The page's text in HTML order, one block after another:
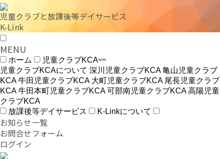
児童クラブと放課後等デイサービス
K-Link
MENU
ホーム
児童クラブKCA
児童クラブKCAについて 深川児童クラブKCA 亀山児童クラブ
KCA 牛田児童クラブKCA 大町児童クラブKCA 尾長児童クラブ
KCA 牛田本町児童クラブKCA 可部南児童クラブKCA 高陽児童
クラブKCA
放課後等デイサービス
K-Linkについて
お知らせ一覧
お問合せフォーム
ログイン